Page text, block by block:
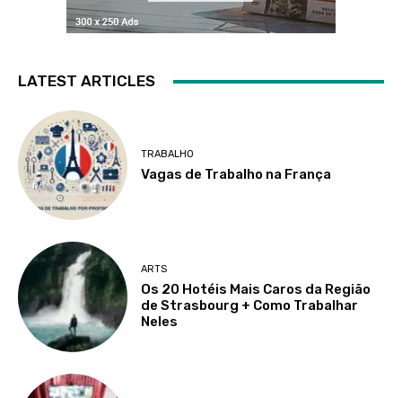
LATEST ARTICLES
TRABALHO
Vagas de Trabalho na França
ARTS
Os 20 Hotéis Mais Caros da Região
de Strasbourg + Como Trabalhar
Neles